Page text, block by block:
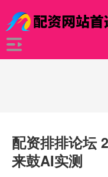
配资排排论坛
来鼓AI实测